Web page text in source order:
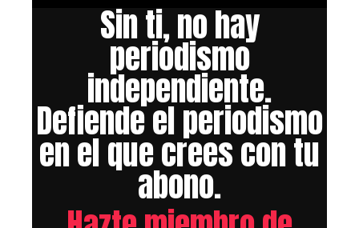
Sin ti, no hay
periodismo
independiente.
Defiende el periodismo
en el que crees con tu
abono.